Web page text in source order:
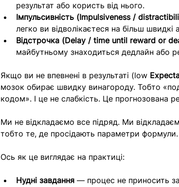
результат або користь від нього.
Імпульсивність (Impulsiveness /
легко ви відволікаєтеся на більш
Відстрочка (Delay / time until reward or
майбутньому знаходиться дедлайн або
Якщо ви не впевнені в результаті (low
мозок обирає швидку винагороду. Тобто
кодом». І це не слабкість. Це прогнозована
Ми не відкладаємо все підряд. Ми
тобто те, де просідають параметри формули.
Ось як це виглядає на практиці:
Нудні завдання — процес не приносить